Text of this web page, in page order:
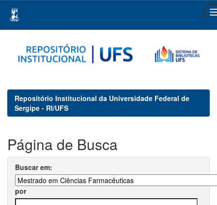
navigation
Repositório Institucional da Universidade Federal de
Sergipe - RI/UFS
Página de Busca
Buscar em:
por